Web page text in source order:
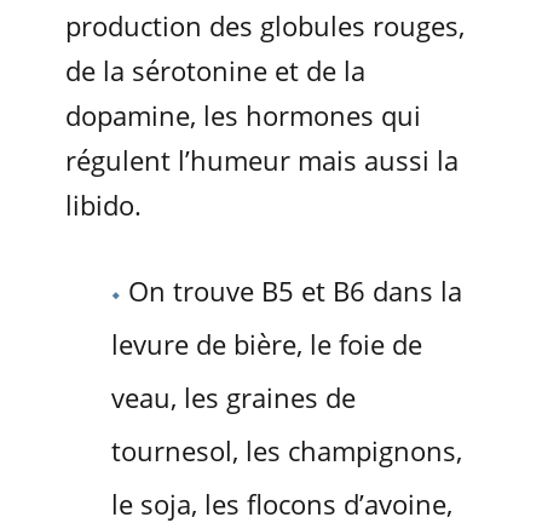
production des globules rouges,
de la sérotonine et de la
dopamine, les hormones qui
régulent l’humeur mais aussi la
libido.
On trouve B5 et B6 dans la
levure de bière, le foie de
veau, les graines de
tournesol, les champignons,
le soja, les flocons d’avoine,